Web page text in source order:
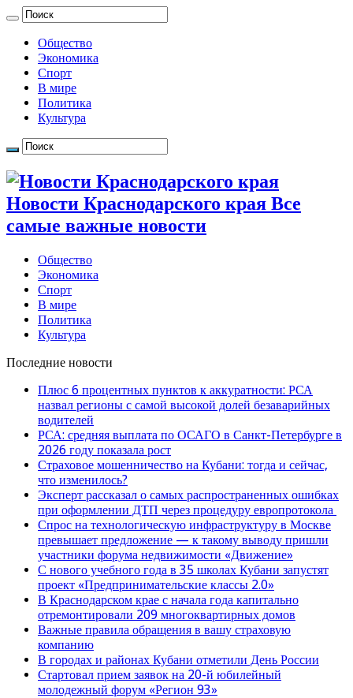
Общество
Экономика
Спорт
В мире
Политика
Культура
Новости Краснодарского края Все
самые важные новости
Общество
Экономика
Спорт
В мире
Политика
Культура
Последние новости
Плюс 6 процентных пунктов к аккуратности: РСА
назвал регионы с самой высокой долей безаварийных
водителей
РСА: средняя выплата по ОСАГО в Санкт-Петербурге в
2026 году показала рост
Страховое мошенничество на Кубани: тогда и сейчас,
что изменилось?
Эксперт рассказал о самых распространенных ошибках
при оформлении ДТП через процедуру европротокола
Спрос на технологическую инфраструктуру в Москве
превышает предложение — к такому выводу пришли
участники форума недвижимости «Движение»
С нового учебного года в 35 школах Кубани запустят
проект «Предпринимательские классы 2.0»
В Краснодарском крае с начала года капитально
отремонтировали 209 многоквартирных домов
Важные правила обращения в вашу страховую
компанию
В городах и районах Кубани отметили День России
Стартовал прием заявок на 20-й юбилейный
молодежный форум «Регион 93»